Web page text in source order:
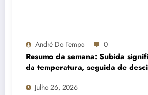
André Do Tempo 0
Resumo da semana: Subida
da temperatura, seguida de
partir do meio da semana e
nebulosidade
Julho 26, 2026